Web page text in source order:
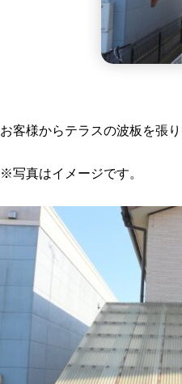
お客様からテラスの波板を張
※写真はイメージです。